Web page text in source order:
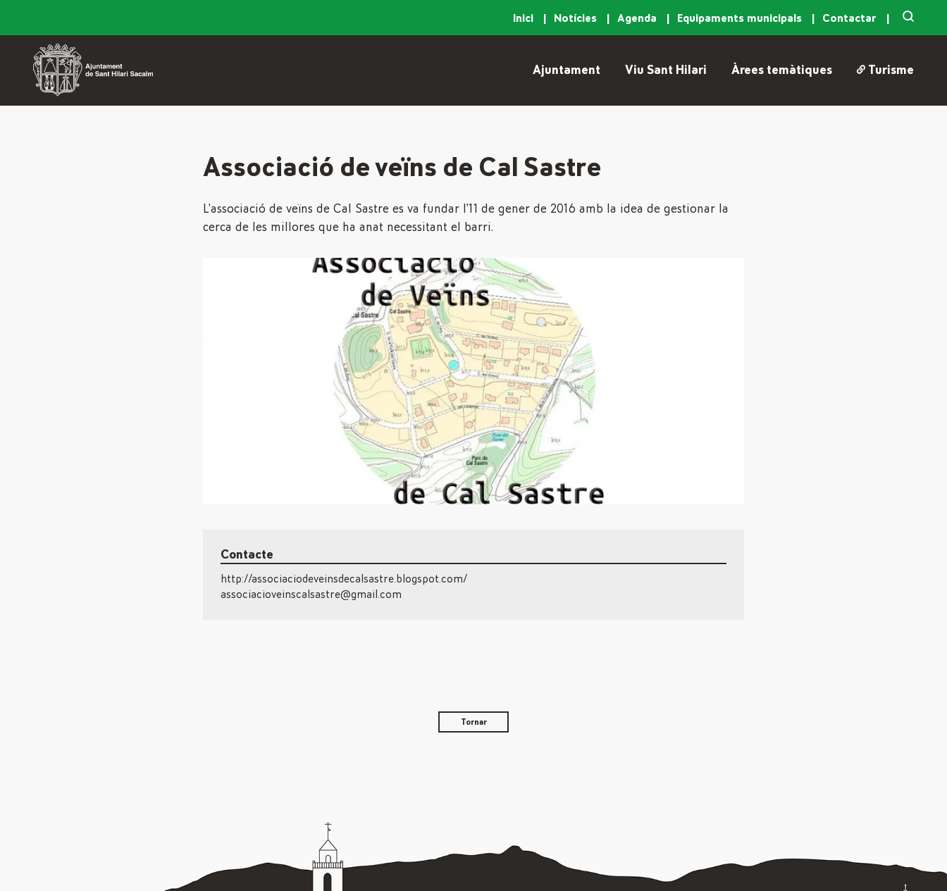
Inici Notícies Agenda Equipaments municipals Contactar
Ajuntament Viu Sant Hilari Àrees temàtiques Turisme
Associació de veïns de Cal Sastre
L’associació de veïns de Cal Sastre es va fundar l’11 de gener de 2016 amb la idea de gestionar la
cerca de les millores que ha anat necessitant el barri.
Contacte
http://associaciodeveinsdecalsastre.blogspot.com/
associacioveinscalsastre@gmail.com
Tornar